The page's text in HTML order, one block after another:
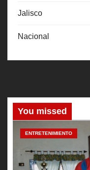
Jalisco
Nacional
You missed
ENTRETENIMIENTO